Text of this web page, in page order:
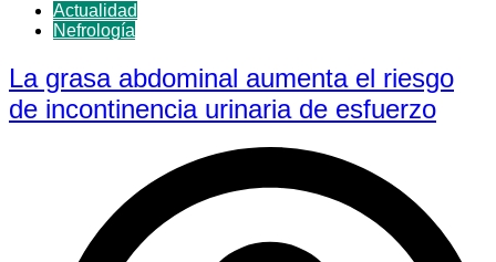
Actualidad
Nefrología
La grasa abdominal aumenta el riesgo
de incontinencia urinaria de esfuerzo